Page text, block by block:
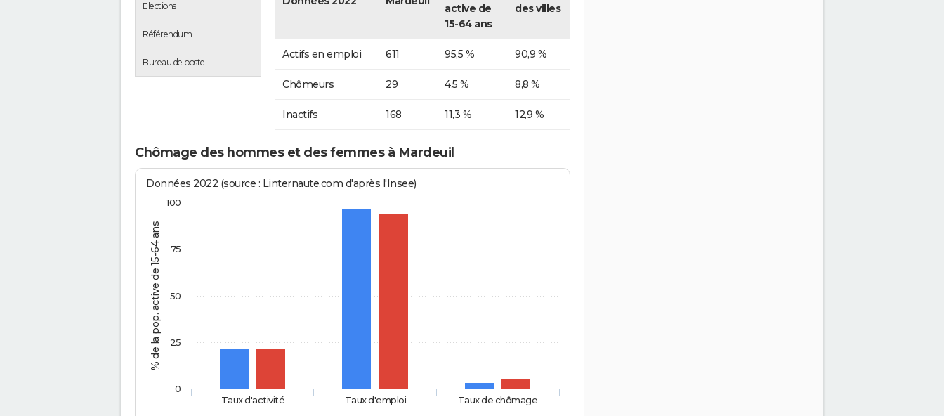
Elections
Référendum
Bureau de poste
active de
15-64 ans
des villes
Actifs en emploi 611 95,5 % 90,9 %
Chômeurs 29 4,5 % 8,8 %
Inactifs 168 11,3 % 12,9 %
Chômage des hommes et des femmes à Mardeuil
% de la pop. active de 15-64 ans
Données 2022 (source : Linternaute.com d'après l'Insee)
Taux d'activité Taux d'emploi Taux de chômage
0
25
50
75
100